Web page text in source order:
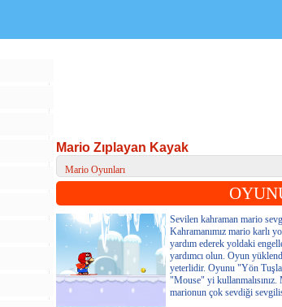
Mario Zıplayan Kayak
Mario Oyunları
Sevilen kahraman mario
Kahramanımız mario karlı
yardım ederek yoldaki
yardımcı olun. Oyun
yeterlidir. Oyunu "Yön
"Mouse" yi
marionun çok sevdiği